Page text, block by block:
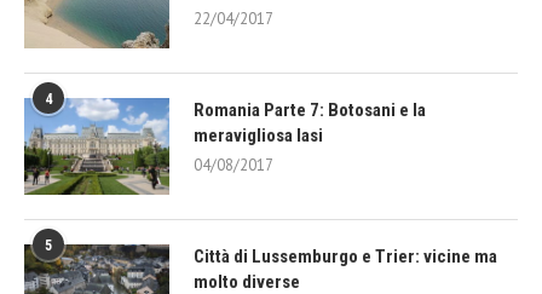
22/04/2017
4
Romania Parte 7: Botosani e la
meravigliosa Iasi
04/08/2017
5
Città di Lussemburgo e Trier: vicine ma
molto diverse